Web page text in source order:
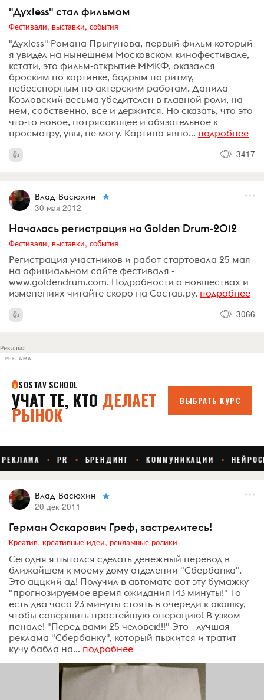
"Духless" стал фильмом
Фестивали, выставки, события
"Духless" Романа Прыгунова, первый фильм который
я увидел на нынешнем Московском кинофестивале,
кстати, это фильм-открытие ММКФ, оказался
броским по картинке, бодрым по ритму,
небесспорным по актерским работам. Данила
Козловский весьма убедителен в главной роли, на
нем, собственно, все и держится. Но сказать, что это
что-то новое, потрясающее и обязательное к
просмотру, увы, не могу. Картина явно... подробнее
3417
Влад_Васюхин
30 мая 2012
Началась регистрация на Golden Drum-2012
Фестивали, выставки, события
Регистрация участников и работ стартовала 25 мая
на официальном сайте фестиваля -
www.goldendrum.com. Подробности о новшествах и
изменениях читайте скоро на Состав.ру. подробнее
3066
Реклама
РЕКЛАМА
Влад_Васюхин
20 дек 2011
Герман Оскарович Греф, застрелитесь!
Креатив, креативные идеи, рекламные ролики
Сегодня я пытался сделать денежный перевод в
ближайшем к моему дому отделении "Сбербанка".
Это аццкий ад! Получил в автомате вот эту бумажку -
"прогнозируемое время ожидания 143 минуты!" То
есть два часа 23 минуты стоять в очереди к окошку,
чтобы совершить простейшую операцию! В узком
пенале! "Перед вами 25 человек!!!" Это - лучшая
реклама "Сбербанку", который пыжится и тратит
кучу бабла на... подробнее